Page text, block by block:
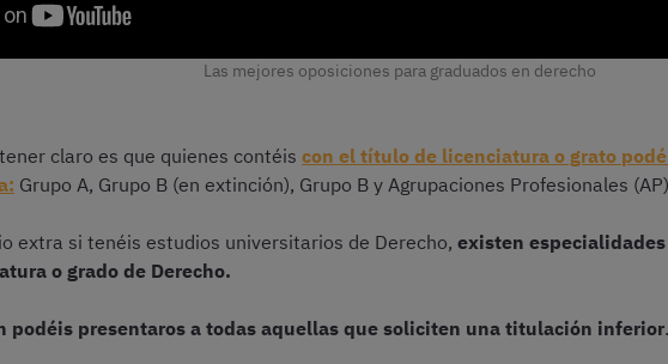
Las mejores oposiciones para graduados en derecho
claro es que quienes contéis con el título de licenciatura o grato
Grupo A, Grupo B (en extinción), Grupo B y Agrupaciones Profesionales (AP)
extra si tenéis estudios universitarios de Derecho, existen
o grado de Derecho.
podéis presentaros a todas aquellas que soliciten una titulación inferior